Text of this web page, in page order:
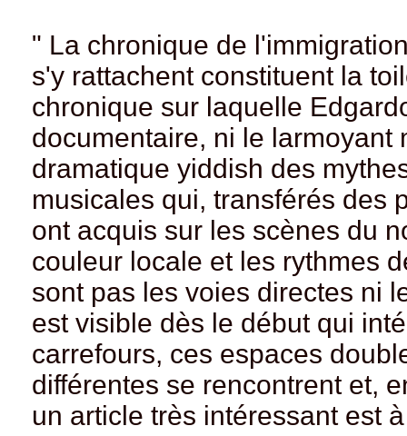
" La chronique de
s'y rattachent constituent la
chronique sur laquelle
documentaire, ni le larmoyant
dramatique yiddish des
musicales qui, transférés des
ont acquis sur les scènes du
couleur locale et les rythmes
sont pas les voies directes ni
est visible dès le début qui
carrefours, ces espaces
différentes se rencontrent et,
un article très intéressant est